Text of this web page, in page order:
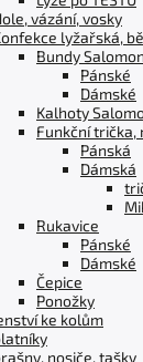
vázání, vosky
lyžařská,
Bundy Salomon
Pánské
Dámské
Kalhoty
Funkční trička,
Pánská
Dámská
Rukavice
Pánské
Dámské
Čepice
Ponožky
ke kolům
nosiče, tašky